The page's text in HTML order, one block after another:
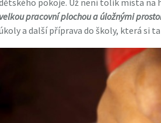
pokoje. Už není tolik místa na
velkou pracovní plochou a úložnými
a další příprava do školy, která si